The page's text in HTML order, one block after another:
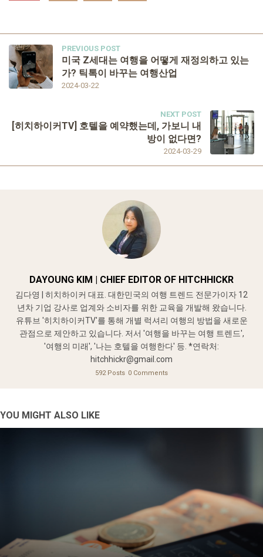
PREVIOUS POST
2024-03-22
미국 Z세대는 여행을 어떻게 재정의하고 있는
가? 틱톡이 바꾸는 여행산업
NEXT POST
2024-03-29
[히치하이커TV] 호텔을 예약했는데, 가보니 내
방이 없다면?
DAYOUNG KIM | CHIEF EDITOR OF HITCHHICKR
김다영 | 히치하이커 대표. 대한민국의 여행 트렌드 전문가이자 12
년차 기업 강사로 업계와 소비자를 위한 교육을 개발해 왔습니다.
유튜브 '히치하이커TV'를 통해 개별 럭셔리 여행의 방법을 새로운
관점으로 제안하고 있습니다. 저서 '여행을 바꾸는 여행 트렌드',
'여행의 미래', '나는 호텔을 여행한다' 등. *연락처:
hitchhickr@gmail.com
592 Posts 0 Comments
YOU MIGHT ALSO LIKE